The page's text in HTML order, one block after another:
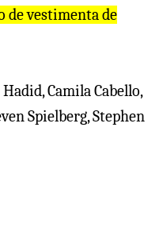
de vestimenta de
Camila Cabello,
Spielberg, Stephen